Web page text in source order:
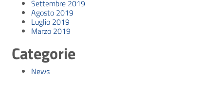
Settembre 2019
Agosto 2019
Luglio 2019
Marzo 2019
Categorie
News